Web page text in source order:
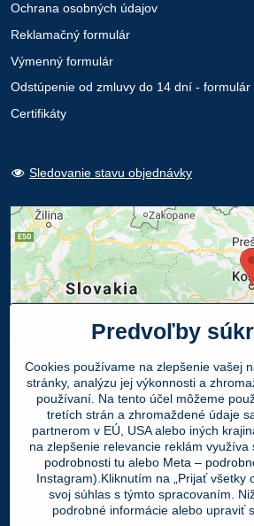
Ochrana osobných údajov
Reklamačný formulár
Výmenný formulár
Odstúpenie od zmluvy do 14 dní - formulár
Certifikáty
Sledovanie stavu objednávky
Osobný odber
Navštívte našu predajňu - SHOWROOM
Obuv LEON, Mlynská 21, 040 01 Košice
Váš Objednaný tovar si môžete ZADARMO
Predvoľby
Cookies používame na zlepšenie vašej
stránky, analýzu jej výkonnosti a
používaní. Na tento účel môžeme
tretích strán a zhromaždené údaje
partnerom v EÚ, USA alebo iných
na zlepšenie relevancie reklám využíva
podrobnosti tu alebo Meta –
Instagram).Kliknutím na „Prijať všetky
svoj súhlas s týmto spracovaním.
podrobné informácie alebo upraviť